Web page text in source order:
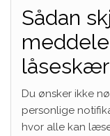
Sådan
Du ønsker ikke
personlige
hvor alle kan